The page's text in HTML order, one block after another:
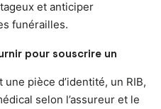
et anticiper
funérailles.
pour souscrire un
pièce d’identité, un RIB,
selon l’assureur et le